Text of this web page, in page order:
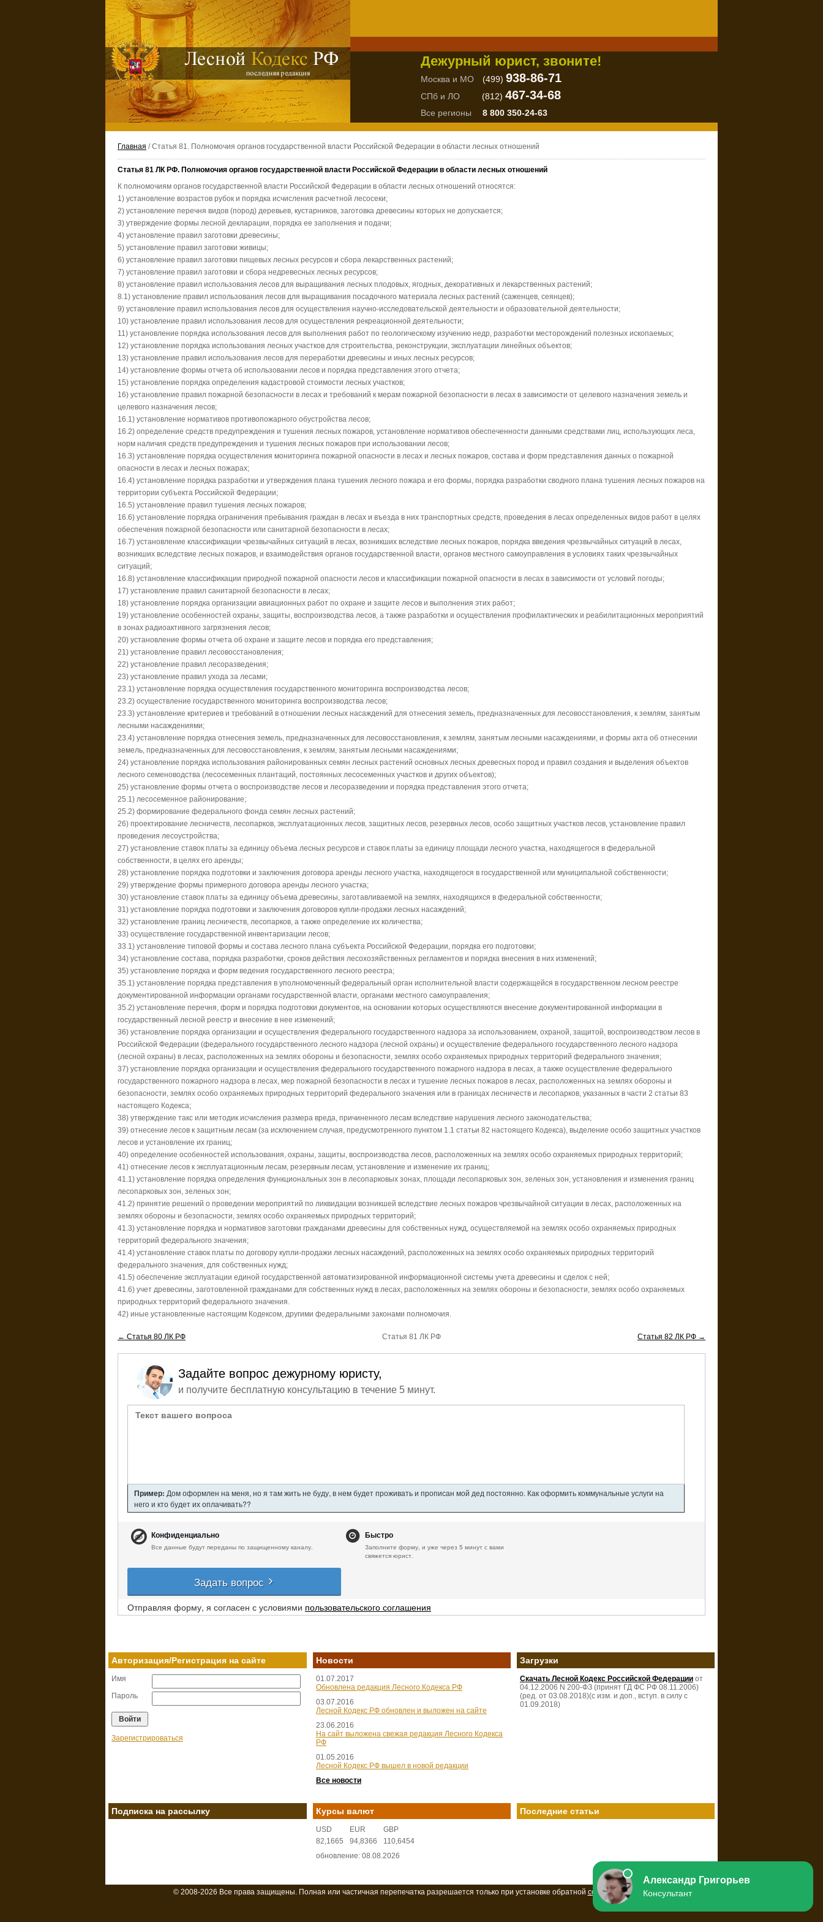
Дежурный юрист, звоните!
Москва и МО (499) 938-86-71
СПб и ЛО (812) 467-34-68
Все регионы 8 800 350-24-63
Главная / Статья 81. Полномочия органов государственной власти Российской Федерации в области лесных отношений
Статья 81 ЛК РФ. Полномочия органов государственной власти Российской Федерации в области лесных отношений
К полномочиям органов государственной власти Российской Федерации в области лесных отношений относятся:
1) установление возрастов рубок и порядка исчисления расчетной лесосеки;
2) установление перечня видов (пород) деревьев, кустарников, заготовка древесины которых не допускается;
3) утверждение формы лесной декларации, порядка ее заполнения и подачи;
4) установление правил заготовки древесины;
5) установление правил заготовки живицы;
6) установление правил заготовки пищевых лесных ресурсов и сбора лекарственных растений;
7) установление правил заготовки и сбора недревесных лесных ресурсов;
8) установление правил использования лесов для выращивания лесных плодовых, ягодных, декоративных и лекарственных растений;
8.1) установление правил использования лесов для выращивания посадочного материала лесных растений (саженцев, сеянцев);
9) установление правил использования лесов для осуществления научно-исследовательской деятельности и образовательной деятельности;
10) установление правил использования лесов для осуществления рекреационной деятельности;
11) установление порядка использования лесов для выполнения работ по геологическому изучению недр, разработки месторождений полезных ископаемых;
12) установление порядка использования лесных участков для строительства, реконструкции, эксплуатации линейных объектов;
13) установление правил использования лесов для переработки древесины и иных лесных ресурсов;
14) установление формы отчета об использовании лесов и порядка представления этого отчета;
15) установление порядка определения кадастровой стоимости лесных участков;
16) установление правил пожарной безопасности в лесах и требований к мерам пожарной безопасности в лесах в зависимости от целевого назначения земель и
целевого назначения лесов;
16.1) установление нормативов противопожарного обустройства лесов;
16.2) определение средств предупреждения и тушения лесных пожаров, установление нормативов обеспеченности данными средствами лиц, использующих леса,
норм наличия средств предупреждения и тушения лесных пожаров при использовании лесов;
16.3) установление порядка осуществления мониторинга пожарной опасности в лесах и лесных пожаров, состава и форм представления данных о пожарной
опасности в лесах и лесных пожарах;
16.4) установление порядка разработки и утверждения плана тушения лесного пожара и его формы, порядка разработки сводного плана тушения лесных пожаров на
территории субъекта Российской Федерации;
16.5) установление правил тушения лесных пожаров;
16.6) установление порядка ограничения пребывания граждан в лесах и въезда в них транспортных средств, проведения в лесах определенных видов работ в целях
обеспечения пожарной безопасности или санитарной безопасности в лесах;
16.7) установление классификации чрезвычайных ситуаций в лесах, возникших вследствие лесных пожаров, порядка введения чрезвычайных ситуаций в лесах,
возникших вследствие лесных пожаров, и взаимодействия органов государственной власти, органов местного самоуправления в условиях таких чрезвычайных
ситуаций;
16.8) установление классификации природной пожарной опасности лесов и классификации пожарной опасности в лесах в зависимости от условий погоды;
17) установление правил санитарной безопасности в лесах;
18) установление порядка организации авиационных работ по охране и защите лесов и выполнения этих работ;
19) установление особенностей охраны, защиты, воспроизводства лесов, а также разработки и осуществления профилактических и реабилитационных мероприятий
в зонах радиоактивного загрязнения лесов;
20) установление формы отчета об охране и защите лесов и порядка его представления;
21) установление правил лесовосстановления;
22) установление правил лесоразведения;
23) установление правил ухода за лесами;
23.1) установление порядка осуществления государственного мониторинга воспроизводства лесов;
23.2) осуществление государственного мониторинга воспроизводства лесов;
23.3) установление критериев и требований в отношении лесных насаждений для отнесения земель, предназначенных для лесовосстановления, к землям, занятым
лесными насаждениями;
23.4) установление порядка отнесения земель, предназначенных для лесовосстановления, к землям, занятым лесными насаждениями, и формы акта об отнесении
земель, предназначенных для лесовосстановления, к землям, занятым лесными насаждениями;
24) установление порядка использования районированных семян лесных растений основных лесных древесных пород и правил создания и выделения объектов
лесного семеноводства (лесосеменных плантаций, постоянных лесосеменных участков и других объектов);
25) установление формы отчета о воспроизводстве лесов и лесоразведении и порядка представления этого отчета;
25.1) лесосеменное районирование;
25.2) формирование федерального фонда семян лесных растений;
26) проектирование лесничеств, лесопарков, эксплуатационных лесов, защитных лесов, резервных лесов, особо защитных участков лесов, установление правил
проведения лесоустройства;
27) установление ставок платы за единицу объема лесных ресурсов и ставок платы за единицу площади лесного участка, находящегося в федеральной
собственности, в целях его аренды;
28) установление порядка подготовки и заключения договора аренды лесного участка, находящегося в государственной или муниципальной собственности;
29) утверждение формы примерного договора аренды лесного участка;
30) установление ставок платы за единицу объема древесины, заготавливаемой на землях, находящихся в федеральной собственности;
31) установление порядка подготовки и заключения договоров купли-продажи лесных насаждений;
32) установление границ лесничеств, лесопарков, а также определение их количества;
33) осуществление государственной инвентаризации лесов;
33.1) установление типовой формы и состава лесного плана субъекта Российской Федерации, порядка его подготовки;
34) установление состава, порядка разработки, сроков действия лесохозяйственных регламентов и порядка внесения в них изменений;
35) установление порядка и форм ведения государственного лесного реестра;
35.1) установление порядка представления в уполномоченный федеральный орган исполнительной власти содержащейся в государственном лесном реестре
документированной информации органами государственной власти, органами местного самоуправления;
35.2) установление перечня, форм и порядка подготовки документов, на основании которых осуществляются внесение документированной информации в
государственный лесной реестр и внесение в нее изменений;
36) установление порядка организации и осуществления федерального государственного надзора за использованием, охраной, защитой, воспроизводством лесов в
Российской Федерации (федерального государственного лесного надзора (лесной охраны) и осуществление федерального государственного лесного надзора
(лесной охраны) в лесах, расположенных на землях обороны и безопасности, землях особо охраняемых природных территорий федерального значения;
37) установление порядка организации и осуществления федерального государственного пожарного надзора в лесах, а также осуществление федерального
государственного пожарного надзора в лесах, мер пожарной безопасности в лесах и тушение лесных пожаров в лесах, расположенных на землях обороны и
безопасности, землях особо охраняемых природных территорий федерального значения или в границах лесничеств и лесопарков, указанных в части 2 статьи 83
настоящего Кодекса;
38) утверждение такс или методик исчисления размера вреда, причиненного лесам вследствие нарушения лесного законодательства;
39) отнесение лесов к защитным лесам (за исключением случая, предусмотренного пунктом 1.1 статьи 82 настоящего Кодекса), выделение особо защитных участков
лесов и установление их границ;
40) определение особенностей использования, охраны, защиты, воспроизводства лесов, расположенных на землях особо охраняемых природных территорий;
41) отнесение лесов к эксплуатационным лесам, резервным лесам, установление и изменение их границ;
41.1) установление порядка определения функциональных зон в лесопарковых зонах, площади лесопарковых зон, зеленых зон, установления и изменения границ
лесопарковых зон, зеленых зон;
41.2) принятие решений о проведении мероприятий по ликвидации возникшей вследствие лесных пожаров чрезвычайной ситуации в лесах, расположенных на
землях обороны и безопасности, землях особо охраняемых природных территорий;
41.3) установление порядка и нормативов заготовки гражданами древесины для собственных нужд, осуществляемой на землях особо охраняемых природных
территорий федерального значения;
41.4) установление ставок платы по договору купли-продажи лесных насаждений, расположенных на землях особо охраняемых природных территорий
федерального значения, для собственных нужд;
41.5) обеспечение эксплуатации единой государственной автоматизированной информационной системы учета древесины и сделок с ней;
41.6) учет древесины, заготовленной гражданами для собственных нужд в лесах, расположенных на землях обороны и безопасности, землях особо охраняемых
природных территорий федерального значения.
42) иные установленные настоящим Кодексом, другими федеральными законами полномочия.
← Статья 80 ЛК РФ Статья 81 ЛК РФ Статья 82 ЛК РФ →
Задайте вопрос дежурному юристу,
и получите бесплатную консультацию в течение 5 минут.
Пример: Дом оформлен на меня, но я там жить не буду, в нем будет проживать и прописан мой дед постоянно. Как оформить коммунальные услуги на
него и кто будет их оплачивать??
Конфиденциально
Все данные будут переданы по защищенному каналу.
Быстро
Заполните форму, и уже через 5 минут с вами
свяжется юрист.
Задать вопрос
Отправляя форму, я согласен с условиями пользовательского соглашения
Авторизация/Регистрация на сайте
Имя
Пароль
Зарегистрироваться
Новости
01.07.2017
Обновлена редакция Лесного Кодекса РФ
03.07.2016
Лесной Кодекс РФ обновлен и выложен на сайте
23.06.2016
На сайт выложена свежая редакция Лесного Кодекса
РФ
01.05.2016
Лесной Кодекс РФ вышел в новой редакции
Все новости
Загрузки
Скачать Лесной Кодекс Российской Федерации от
04.12.2006 N 200-ФЗ (принят ГД ФС РФ 08.11.2006)
(ред. от 03.08.2018)(с изм. и доп., вступ. в силу с
01.09.2018)
Подписка на рассылку Курсы валют
USD EUR
GBP
82,1665
94,8366
110,6454
обновление: 08.08.2026
Последние статьи
© 2008-2026 Все права защищены. Полная или частичная перепечатка разрешается только при установке обратной ссылкина ресурс.